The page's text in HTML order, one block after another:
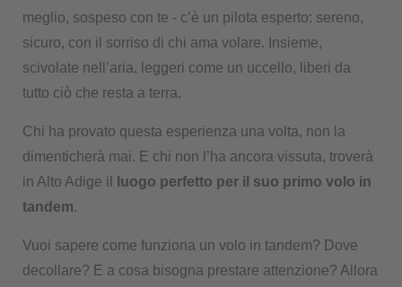
meglio, sospeso con te - c’è un pilota esperto: sereno,
sicuro, con il sorriso di chi ama volare. Insieme,
scivolate nell’aria, leggeri come un uccello, liberi da
tutto ciò che resta a terra.
Chi ha provato questa esperienza una volta, non la
dimenticherà mai. E chi non l’ha ancora vissuta, troverà
in Alto Adige il
luogo perfetto per il suo primo volo in
tandem.
Vuoi sapere come funziona un volo in tandem? Dove
decollare? E a cosa bisogna prestare attenzione? Allora